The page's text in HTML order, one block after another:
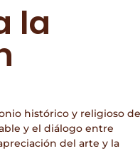
la
histórico y religioso de
y el diálogo entre
del arte y la